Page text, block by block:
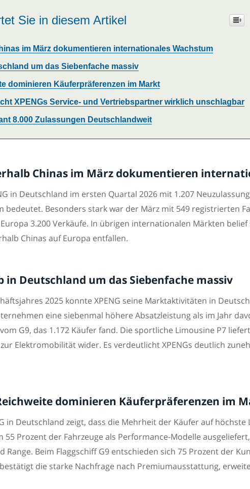
Sie in diesem Artikel
im März dokumentieren internationales Wachstum
um das Siebenfache massiv
dominieren Käuferpräferenzen im Markt
XPENGs Service- und Vertriebspartner wirklich unschlagbar
8.000 Zulassungen Deutschlandweit
Chinas im März dokumentieren
in Deutschland im ersten Quartal 2026 mit 1.207
Besonders stark war der März mit 549 registrierten
3.200 Verkäufe. In übrigen internationalen Märkten
Chinas auf Europa entfallen.
in Deutschland um das Siebenfache massiv
2025 konnte XPENG seine Marktaktivitäten in
eine siebenmal höhere Absatzleistung als im Jahr
G9, das 1.172 Käufer fand. Die sportliche Limousine P7
Elektromobilität wider. Es verdeutlicht XPENGs deutlich
dominieren Käuferpräferenzen im
in Deutschland zeigt, dass die Mehrheit der Käufer auf höchste
Prozent der Fahrzeuge als Performance-Modelle
Beim Flaggschiff G9 entschieden sich 75 Prozent der
die starke Nachfrage nach Premiumausstattung,